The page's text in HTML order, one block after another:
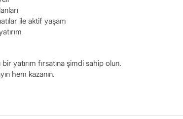
ile aktif yaşam
yatırım fırsatına şimdi sahip olun.
hem kazanın.